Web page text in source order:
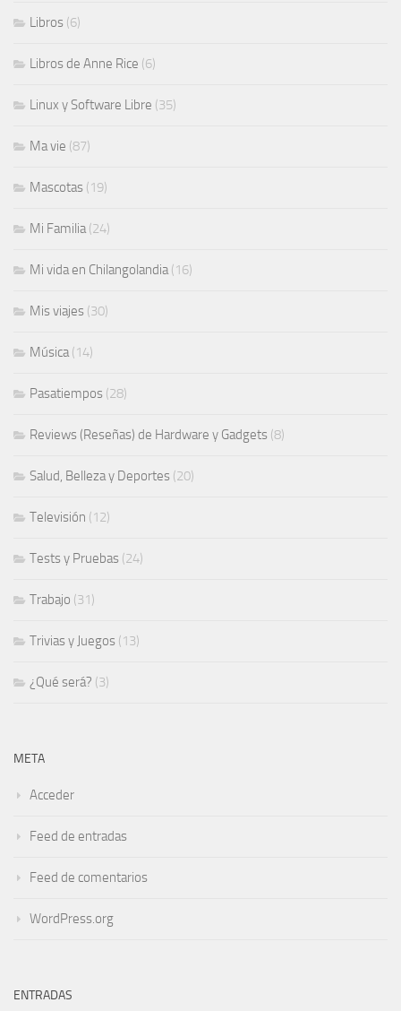
Libros (6)
Libros de Anne Rice (6)
Linux y Software Libre (35)
Ma vie (87)
Mascotas (19)
Mi Familia(24)
Mi vida en Chilangolandia(16)
Mis viajes (30)
Música(14)
Pasatiempos (28)
Reviews (Reseñas) de Hardware y Gadgets (8)
Salud, Belleza y Deportes (20)
Televisión (12)
Tests y Pruebas (24)
Trabajo (31)
Trivias y Juegos (13)
¿Qué será? (3)
META
Acceder
Feed de entradas
Feed de comentarios
WordPress.org
ENTRADAS